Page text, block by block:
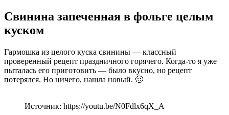
Свинина запеченная в фольге целым
куском
Гармошка из целого куска свинины — классный
проверенный рецепт праздничного горячего. Когда-то я уже
пыталась его приготовить — было вкусно, но рецепт
потерялся. Но ничего, нашла новый. 🙂
Источник: https://youtu.be/N0Fdlx6qX_A